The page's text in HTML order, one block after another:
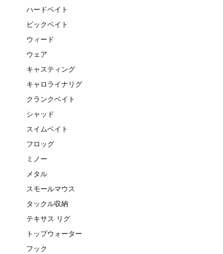
ハードベイト
ビックベイト
ウィード
ウェア
キャスティング
キャロライナリグ
クランクベイト
シャッド
スイムベイト
フロッグ
ミノー
メタル
スモールマウス
タックル収納
テキサス リグ
トップウォーター
フック